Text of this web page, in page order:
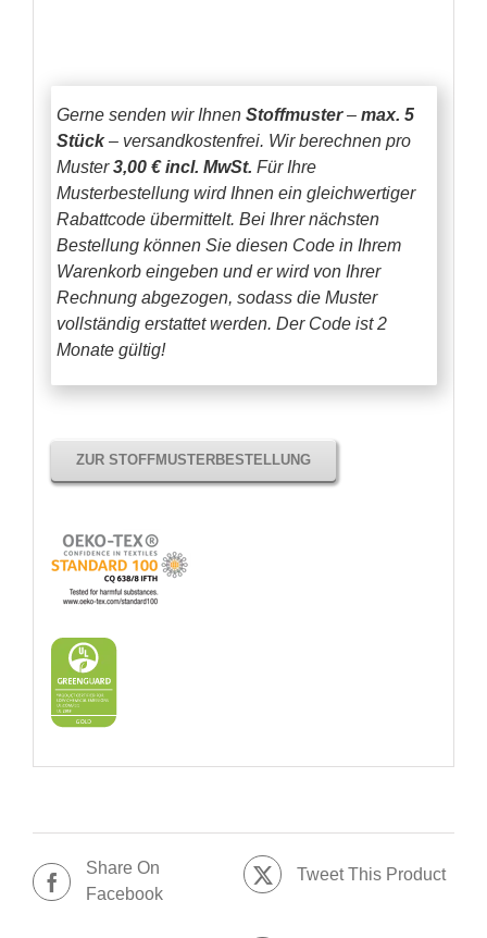
Gerne senden wir Ihnen Stoffmuster– max. 5
Stück– versandkostenfrei. Wir berechnen pro
Muster3,00 € incl. MwSt. Für Ihre
Musterbestellung wird Ihnen ein gleichwertiger
Rabattcode übermittelt. Bei Ihrer nächsten
Bestellung können Sie diesen Code in Ihrem
Warenkorb eingeben und er wird von Ihrer
Rechnung abgezogen, sodass die Muster
vollständig erstattet werden. Der Code ist 2
Monate gültig!
ZUR STOFFMUSTERBESTELLUNG
Share On
Facebook
Tweet This Product